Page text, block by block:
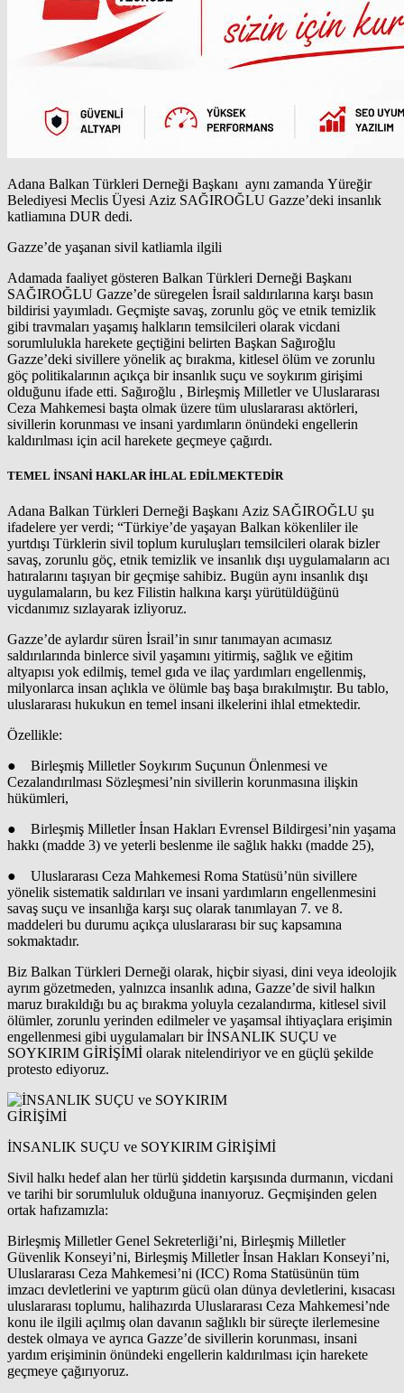
Adana Balkan Türkleri Derneği Başkanı aynı zamanda Yüreğir
Belediyesi Meclis Üyesi Aziz SAĞIROĞLU Gazze’deki insanlık
katliamına DUR dedi.
Gazze’de yaşanan sivil katliamla ilgili
Adamada faaliyet gösteren Balkan Türkleri Derneği Başkanı
SAĞIROĞLU Gazze’de süregelen İsrail saldırılarına karşı basın
bildirisi yayımladı. Geçmişte savaş, zorunlu göç ve etnik temizlik
gibi travmaları yaşamış halkların temsilcileri olarak vicdani
sorumlulukla harekete geçtiğini belirten Başkan Sağıroğlu
Gazze’deki sivillere yönelik aç bırakma, kitlesel ölüm ve zorunlu
göç politikalarının açıkça bir insanlık suçu ve soykırım girişimi
olduğunu ifade etti. Sağıroğlu , Birleşmiş Milletler ve Uluslararası
Ceza Mahkemesi başta olmak üzere tüm uluslararası aktörleri,
sivillerin korunması ve insani yardımların önündeki engellerin
kaldırılması için acil harekete geçmeye çağırdı.
TEMEL İNSANİ HAKLAR İHLAL EDİLMEKTEDİR
Adana Balkan Türkleri Derneği Başkanı Aziz SAĞIROĞLU şu
ifadelere yer verdi; “Türkiye’de yaşayan Balkan kökenliler ile
yurtdışı Türklerin sivil toplum kuruluşları temsilcileri olarak bizler
savaş, zorunlu göç, etnik temizlik ve insanlık dışı uygulamaların acı
hatıralarını taşıyan bir geçmişe sahibiz. Bugün aynı insanlık dışı
uygulamaların, bu kez Filistin halkına karşı yürütüldüğünü
vicdanımız sızlayarak izliyoruz.
Gazze’de aylardır süren İsrail’in sınır tanımayan acımasız
saldırılarında binlerce sivil yaşamını yitirmiş, sağlık ve eğitim
altyapısı yok edilmiş, temel gıda ve ilaç yardımları engellenmiş,
milyonlarca insan açlıkla ve ölümle baş başa bırakılmıştır. Bu tablo,
uluslararası hukukun en temel insani ilkelerini ihlal etmektedir.
Özellikle:
● Birleşmiş Milletler Soykırım Suçunun Önlenmesi ve
Cezalandırılması Sözleşmesi’nin sivillerin korunmasına ilişkin
hükümleri,
● Birleşmiş Milletler İnsan Hakları Evrensel Bildirgesi’nin yaşama
hakkı (madde 3) ve yeterli beslenme ile sağlık hakkı (madde 25),
● Uluslararası Ceza Mahkemesi Roma Statüsü’nün sivillere
yönelik sistematik saldırıları ve insani yardımların engellenmesini
savaş suçu ve insanlığa karşı suç olarak tanımlayan 7. ve 8.
maddeleri bu durumu açıkça uluslararası bir suç kapsamına
sokmaktadır.
Biz Balkan Türkleri Derneği olarak, hiçbir siyasi, dini veya ideolojik
ayrım gözetmeden, yalnızca insanlık adına, Gazze’de sivil halkın
maruz bırakıldığı bu aç bırakma yoluyla cezalandırma, kitlesel sivil
ölümler, zorunlu yerinden edilmeler ve yaşamsal ihtiyaçlara erişimin
engellenmesi gibi uygulamaları bir İNSANLIK SUÇU ve
SOYKIRIM GİRİŞİMİ olarak nitelendiriyor ve en güçlü şekilde
protesto ediyoruz.
İNSANLIK SUÇU ve SOYKIRIM GİRİŞİMİ
Sivil halkı hedef alan her türlü şiddetin karşısında durmanın, vicdani
ve tarihi bir sorumluluk olduğuna inanıyoruz. Geçmişinden gelen
ortak hafızamızla:
Birleşmiş Milletler Genel Sekreterliği’ni, Birleşmiş Milletler
Güvenlik Konseyi’ni, Birleşmiş Milletler İnsan Hakları Konseyi’ni,
Uluslararası Ceza Mahkemesi’ni (ICC) Roma Statüsünün tüm
imzacı devletlerini ve yaptırım gücü olan dünya devletlerini, kısacası
uluslararası toplumu, halihazırda Uluslararası Ceza Mahkemesi’nde
konu ile ilgili açılmış olan davanın sağlıklı bir süreçte ilerlemesine
destek olmaya ve ayrıca Gazze’de sivillerin korunması, insani
yardım erişiminin önündeki engellerin kaldırılması için harekete
geçmeye çağırıyoruz.